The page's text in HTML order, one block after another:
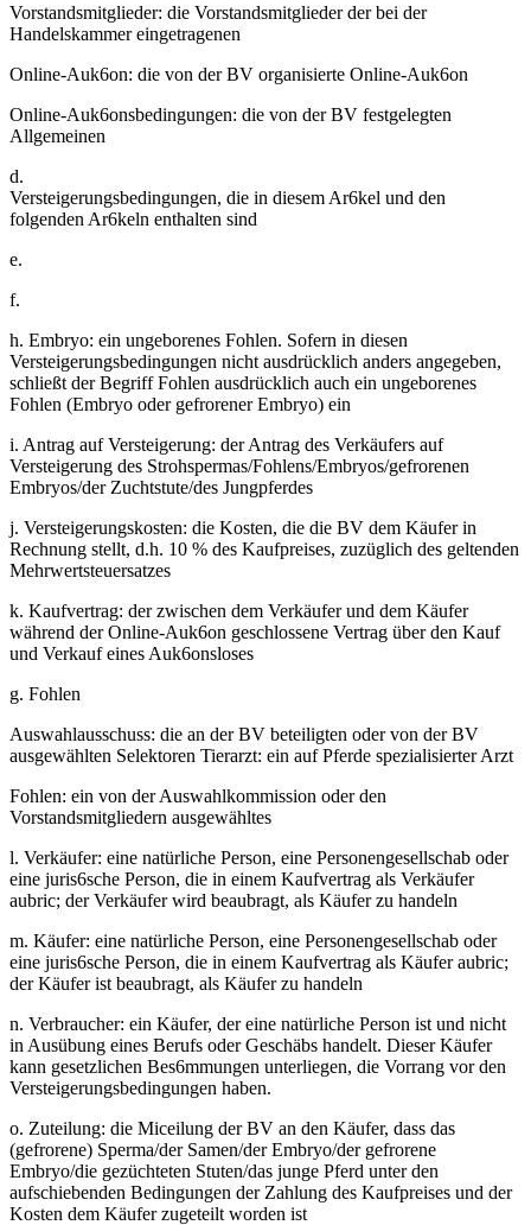
Vorstandsmitglieder: die Vorstandsmitglieder der bei der
Handelskammer eingetragenen
Online-Auk6on: die von der BV organisierte Online-Auk6on
Online-Auk6onsbedingungen: die von der BV festgelegten
Allgemeinen
d.
Versteigerungsbedingungen, die in diesem Ar6kel und den
folgenden Ar6keln enthalten sind
e.
f.
h. Embryo: ein ungeborenes Fohlen. Sofern in diesen
Versteigerungsbedingungen nicht ausdrücklich anders angegeben,
schließt der Begriff Fohlen ausdrücklich auch ein ungeborenes
Fohlen (Embryo oder gefrorener Embryo) ein
i. Antrag auf Versteigerung: der Antrag des Verkäufers auf
Versteigerung des Strohspermas/Fohlens/Embryos/gefrorenen
Embryos/der Zuchtstute/des Jungpferdes
j. Versteigerungskosten: die Kosten, die die BV dem Käufer in
Rechnung stellt, d.h. 10 % des Kaufpreises, zuzüglich des geltenden
Mehrwertsteuersatzes
k. Kaufvertrag: der zwischen dem Verkäufer und dem Käufer
während der Online-Auk6on geschlossene Vertrag über den Kauf
und Verkauf eines Auk6onsloses
g. Fohlen
Auswahlausschuss: die an der BV beteiligten oder von der BV
ausgewählten Selektoren Tierarzt: ein auf Pferde spezialisierter Arzt
Fohlen: ein von der Auswahlkommission oder den
Vorstandsmitgliedern ausgewähltes
l. Verkäufer: eine natürliche Person, eine Personengesellschab oder
eine juris6sche Person, die in einem Kaufvertrag als Verkäufer
aubric; der Verkäufer wird beaubragt, als Käufer zu handeln
m. Käufer: eine natürliche Person, eine Personengesellschab oder
eine juris6sche Person, die in einem Kaufvertrag als Käufer aubric;
der Käufer ist beaubragt, als Käufer zu handeln
n. Verbraucher: ein Käufer, der eine natürliche Person ist und nicht
in Ausübung eines Berufs oder Geschäbs handelt. Dieser Käufer
kann gesetzlichen Bes6mmungen unterliegen, die Vorrang vor den
Versteigerungsbedingungen haben.
o. Zuteilung: die Miceilung der BV an den Käufer, dass das
(gefrorene) Sperma/der Samen/der Embryo/der gefrorene
Embryo/die gezüchteten Stuten/das junge Pferd unter den
aufschiebenden Bedingungen der Zahlung des Kaufpreises und der
Kosten dem Käufer zugeteilt worden ist